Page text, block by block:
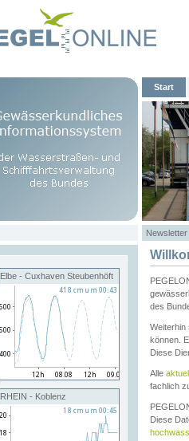
Start
Newsletter
Elbe - Cuxhaven Steubenhöft
RHEIN - Koblenz
des
Weiterhin
können.
Diese
Alle
fachlich
Diese